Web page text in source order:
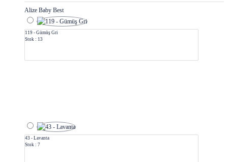
Alize Baby Best
119 - Gümüş Gri
Stok : 13
43 - Lavanta
Stok : 7